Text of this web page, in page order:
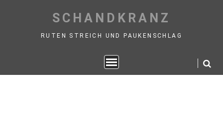
to
SCHANDKRANZ
RUTEN STREICH UND PAUKENSCHLAG